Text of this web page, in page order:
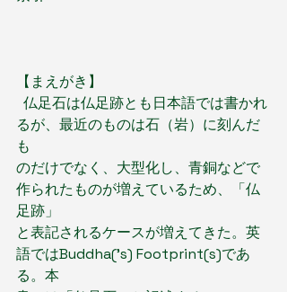
【まえがき】
仏足石は仏足跡とも日本語では書かれ
るが、最近のものは石（岩）に刻んだ
も
のだけでなく、大型化し、青銅などで
作られたものが増えているため、「仏
足跡」
と表記されるケースが増えてきた。英
語ではBuddha('s) Footprint(s)であ
る。本